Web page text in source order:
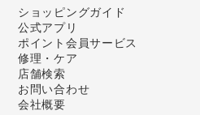
ショッピングガイド
公式アプリ
ポイント会員サービス
修理・ケア
店舗検索
お問い合わせ
会社概要